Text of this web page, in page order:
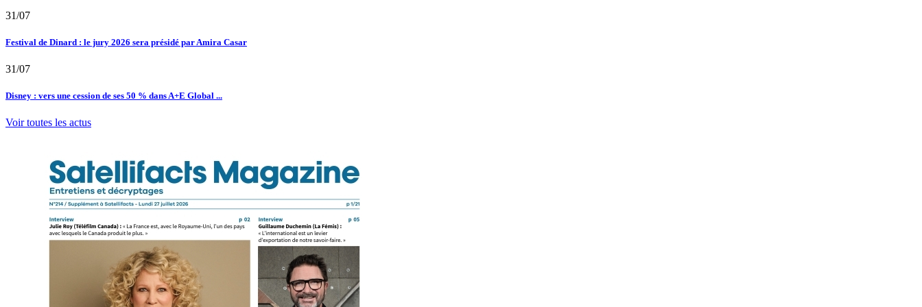
31/07
Festival de Dinard : le jury 2026 sera présidé par Amira Casar
31/07
Disney : vers une cession de ses 50 % dans A+E Global ...
Voir toutes les actus